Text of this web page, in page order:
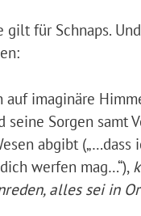
gilt für Schnaps.
auf imaginäre
seine Sorgen samt
abgibt („…dass
werfen mag…“),
alles sei in